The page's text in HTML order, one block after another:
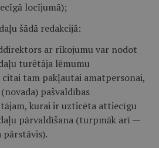
locījumā);
šādā redakcijā:
ar rīkojumu var nodot
turētāja lēmumu
citai tam pakļautai amatpersonai,
pašvaldības
kurai ir uzticēta attiecīgu
pārvaldīšana (turpmāk arī —